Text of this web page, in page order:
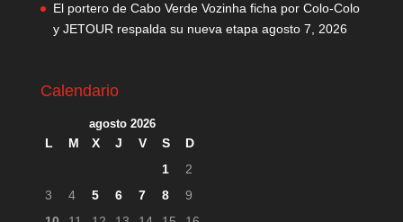
El portero de Cabo Verde Vozinha ficha por Colo-Colo
y JETOUR respalda su nueva etapa agosto 7, 2026
Calendario
agosto 2026
L M X J V S
D
1
2
3
4 5 6 7 8
9